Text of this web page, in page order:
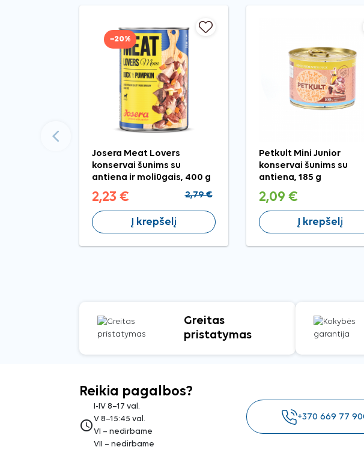
−20%
Josera Meat Lovers
konservai šunims su
antiena ir moliūgais, 400 g
2,23 € 2,79 €
Į krepšelį
Petkult Mini Junior
konservai šunims su
antiena, 185 g
2,09 €
Į krepšelį
Greitas
pristatymas
Reikia pagalbos?
access_time
I-IV 8–17 val.
V 8–15:45 val.
VI – nedirbame
VII – nedirbame
+370 669 77